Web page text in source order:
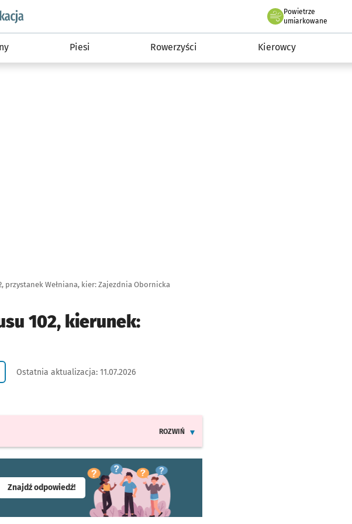
podserwis: Komunikacja
Powietrze
we Wrocławiu
umiarkowane
Piesi Rowerzyści Kierowcy
przystanek Wełniana, kier: Zajezdnia Obornicka
102, kierunek:
Ostatnia aktualizacja: 11.07.2026
ROZWIŃ
Znajdź odpowiedź!- otworzy się w nowej karcie